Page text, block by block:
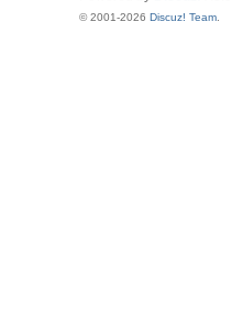
© 2001-2026 Discuz! Team